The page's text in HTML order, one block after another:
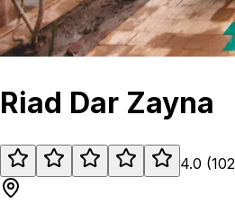
Riad Dar Zayna
4.0 (102